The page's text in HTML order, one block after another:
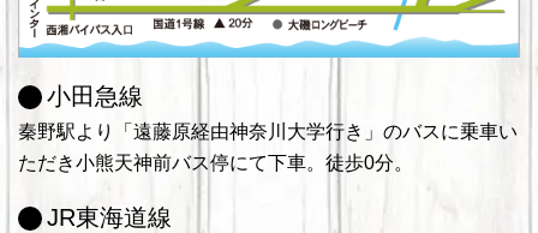
小田急線
秦野駅より「遠藤原経由神奈川大学行き」のバスに乗車い
ただき小熊天神前バス停にて下車。徒歩0分。
JR東海道線